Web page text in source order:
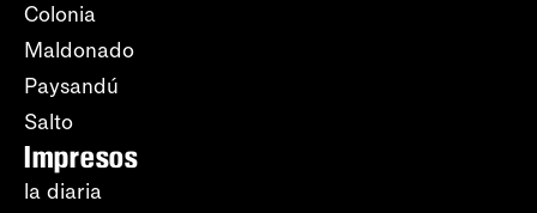
Colonia
Maldonado
Paysandú
Salto
Impresos
la diaria